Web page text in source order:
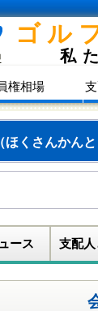
ゴル
私
権相場
（ほくさんかん
ース 支配